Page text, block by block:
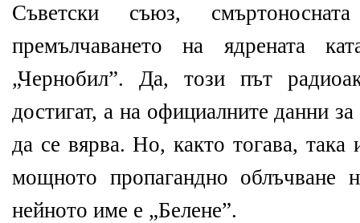
Съветски съюз,
премълчаването на ядрената
„Чернобил”. Да, този път
достигат, а на официалните данни
да се вярва. Но, както тогава,
мощното пропагандно облъчване
нейното име е „Белене”.